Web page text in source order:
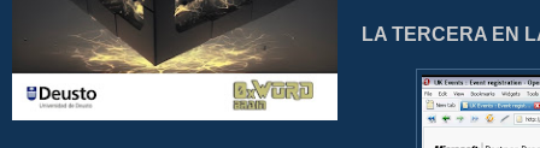
LA TERCERA EN